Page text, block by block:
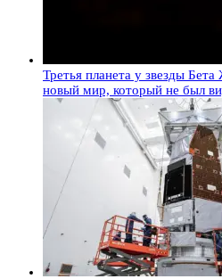
Третья планета у звезды
новый мир, который не был